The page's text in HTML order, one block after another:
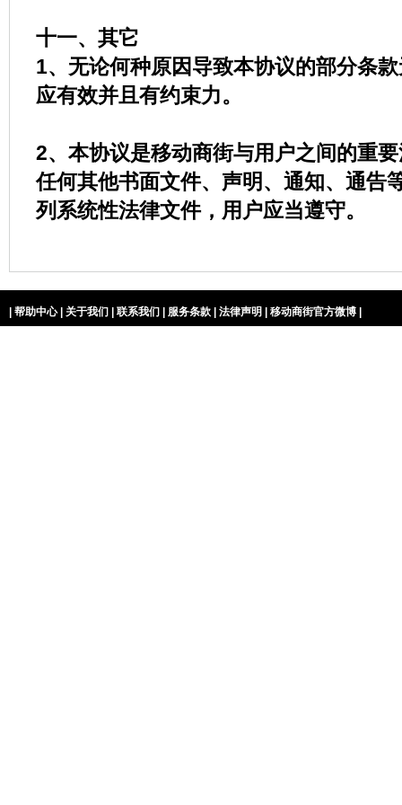
十一、其它
1、无论何种原因导致本协议的部分条
应有效并且有约束力。
2、本协议是移动商街与用户之间的重
任何其他书面文件、声明、通知、通告
列系统性法律文件，用户应当遵守。
帮助中心| 关于我们 联系我们 服务条款 法律声明 移动商街官方微博